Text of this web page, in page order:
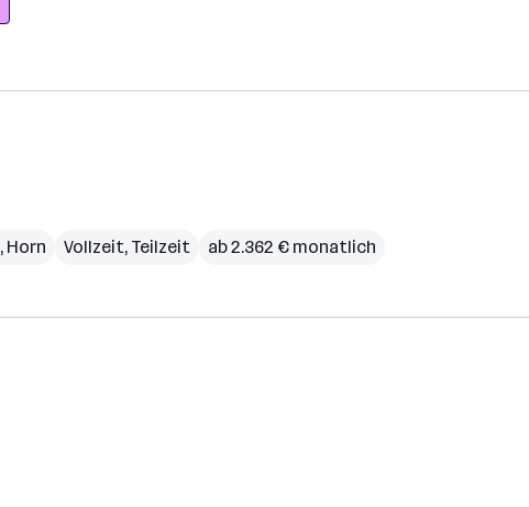
, Horn Vollzeit, Teilzeit ab 2.362 € monatlich